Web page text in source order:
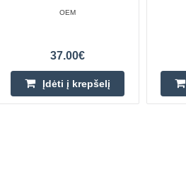
OEM
37.00€
Įdėti į krepšelį